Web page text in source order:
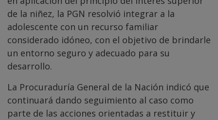
de la niñez, la PGN resolvió integrar a la
adolescente con un recurso familiar
considerado idóneo, con el objetivo de brindarle
un entorno seguro y adecuado para su
desarrollo.
La Procuraduría General de la Nación indicó que
continuará dando seguimiento al caso como
parte de las acciones orientadas a restituir y